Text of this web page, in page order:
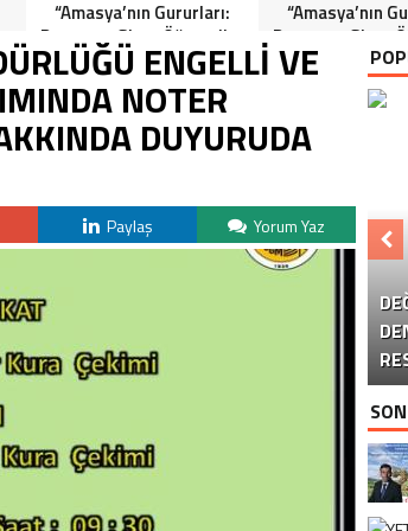
“Amasya’nın Gururları:
Dereceye Giren Öğrenciler
İçin Anlamlı Tören”
“Amasya’nın
Dereceye Giren
İçin Anlamlı
ENGELLİ VE
NOTER
DUYURUDA
Paylaş Yorum Yaz